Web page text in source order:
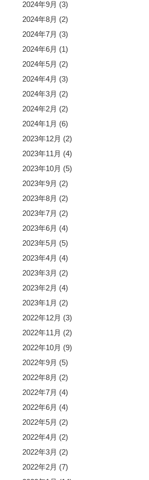
2024年9月 (3)
2024年8月 (2)
2024年7月 (3)
2024年6月 (1)
2024年5月 (2)
2024年4月 (3)
2024年3月 (2)
2024年2月 (2)
2024年1月 (6)
2023年12月 (2)
2023年11月 (4)
2023年10月 (5)
2023年9月 (2)
2023年8月 (2)
2023年7月 (2)
2023年6月 (4)
2023年5月 (5)
2023年4月 (4)
2023年3月 (2)
2023年2月 (4)
2023年1月 (2)
2022年12月 (3)
2022年11月 (2)
2022年10月 (9)
2022年9月 (5)
2022年8月 (2)
2022年7月 (4)
2022年6月 (4)
2022年5月 (2)
2022年4月 (2)
2022年3月 (2)
2022年2月 (7)